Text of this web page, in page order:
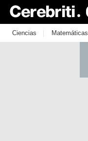
Ciencias | Matemáticas